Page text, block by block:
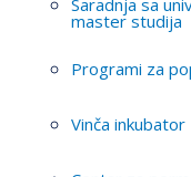
Saradnja sa
master studija
Programi za
Vinča inkubator